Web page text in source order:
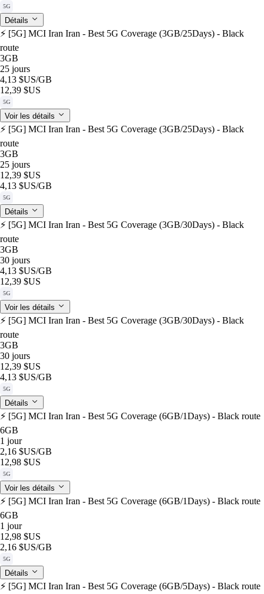
5G
Détails
⚡️ [5G] MCI Iran Iran - Best 5G Coverage (3GB/25Days) - Black
route
3GB
25 jours
4,13 $US/GB
12,39 $US
5G
Voir les détails
⚡️ [5G] MCI Iran Iran - Best 5G Coverage (3GB/25Days) - Black
route
3GB
25 jours
12,39 $US
4,13 $US/GB
5G
Détails
⚡️ [5G] MCI Iran Iran - Best 5G Coverage (3GB/30Days) - Black
route
3GB
30 jours
4,13 $US/GB
12,39 $US
5G
Voir les détails
⚡️ [5G] MCI Iran Iran - Best 5G Coverage (3GB/30Days) - Black
route
3GB
30 jours
12,39 $US
4,13 $US/GB
5G
Détails
⚡️ [5G] MCI Iran Iran - Best 5G Coverage (6GB/1Days) - Black route
6GB
1 jour
2,16 $US/GB
12,98 $US
5G
Voir les détails
⚡️ [5G] MCI Iran Iran - Best 5G Coverage (6GB/1Days) - Black route
6GB
1 jour
12,98 $US
2,16 $US/GB
5G
Détails
⚡️ [5G] MCI Iran Iran - Best 5G Coverage (6GB/5Days) - Black route